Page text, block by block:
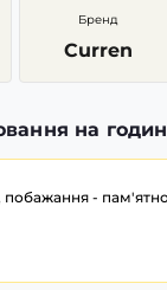
Бренд
Curren
на
побажання -